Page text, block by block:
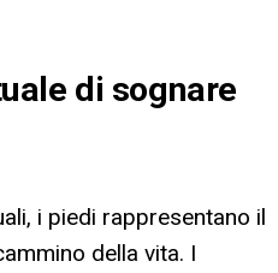
di sognare
i piedi rappresentano il
della vita. I